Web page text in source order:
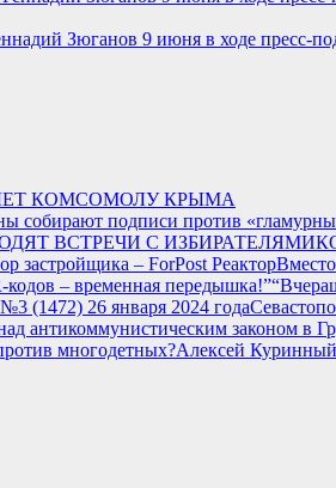
Зюганов 9 июня в ходе пресс-
КОМСОМОЛУ КРЫМА
Алексей